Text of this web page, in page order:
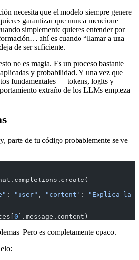
necesita que el modelo siempre genere
garantizar que nunca mencione
simplemente quieres entender por
ahí es cuando “llamar a una
de ser suficiente.
no es magia. Es un proceso bastante
y probabilidad. Y una vez que
fundamentales — tokens, logits y
extraño de los LLMs empieza
parte de tu código probablemente se ve
: "user" , "content" :
"Explica la
0 ].message.content)
Pero es completamente opaco.